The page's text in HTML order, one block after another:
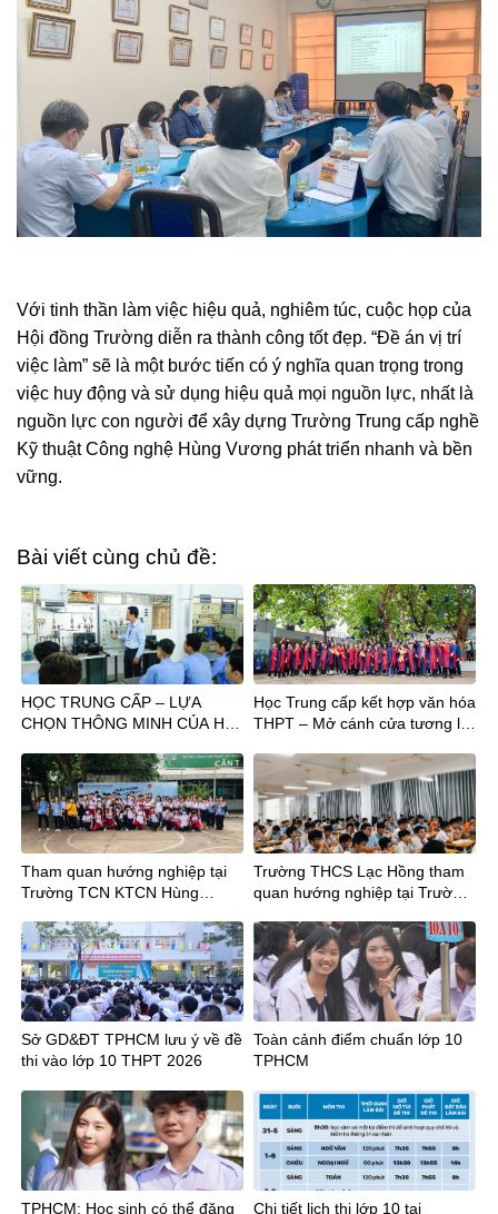
Với tinh thần làm việc hiệu quả, nghiêm túc, cuộc họp của
Hội đồng Trường diễn ra thành công tốt đẹp. “Đề án vị trí
việc làm” sẽ là một bước tiến có ý nghĩa quan trọng trong
việc huy động và sử dụng hiệu quả mọi nguồn lực, nhất là
nguồn lực con người để xây dựng Trường Trung cấp nghề
Kỹ thuật Công nghệ Hùng Vương phát triển nhanh và bền
vững.
Bài viết cùng chủ đề:
HỌC TRUNG CẤP – LỰA
CHỌN THÔNG MINH CỦA HS
Học Trung cấp kết hợp văn hóa
THPT – Mở cánh cửa tương lai
Tham quan hướng nghiệp tại
Trường TCN KTCN Hùng
THCS Chu Văn An và THCS
Hậu Giang
Trường THCS Lạc Hồng tham
quan hướng nghiệp tại Trường
ghệ Hùng Vương
Sở GD&ĐT TPHCM lưu ý về đề
thi vào lớp 10 THPT 2026
Toàn cảnh điểm chuẩn lớp 10
TPHCM
TPHCM: Học sinh có thể đăng Chi tiết lịch thi lớp 10 tại